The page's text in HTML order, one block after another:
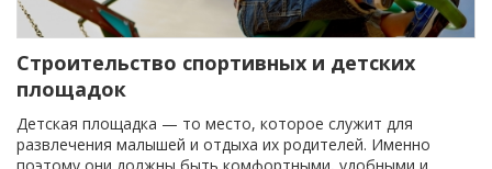
Строительство спортивных и детских
площадок
Детская площадка — то место, которое служит для
развлечения малышей и отдыха их родителей. Именно